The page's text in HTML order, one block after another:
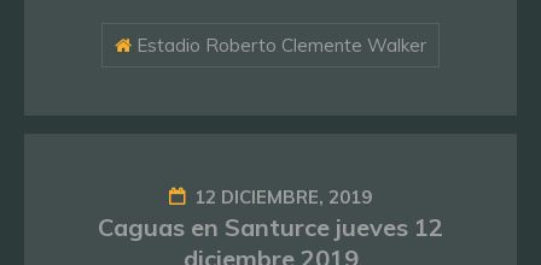
Estadio Roberto Clemente Walker
12 DICIEMBRE, 2019
Caguas en Santurce jueves 12
diciembre 2019